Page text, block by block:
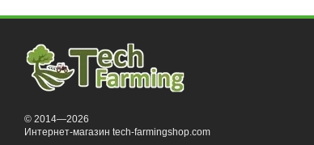
© 2014—2026
Интернет-магазин tech-farmingshop.com